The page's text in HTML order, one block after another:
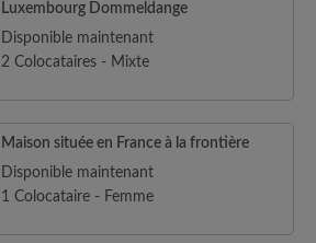
Luxembourg Dommeldange
Disponible maintenant
2 Colocataires - Mixte
Maison située en France à la frontière
Disponible maintenant
1 Colocataire - Femme